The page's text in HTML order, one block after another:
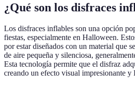
¿Qué son los disfraces
Los disfraces inflables son una opción
fiestas, especialmente en Halloween.
por estar diseñados con un material que
de aire pequeña y silenciosa,
Esta tecnología permite que el disfraz
creando un efecto visual impresionante y